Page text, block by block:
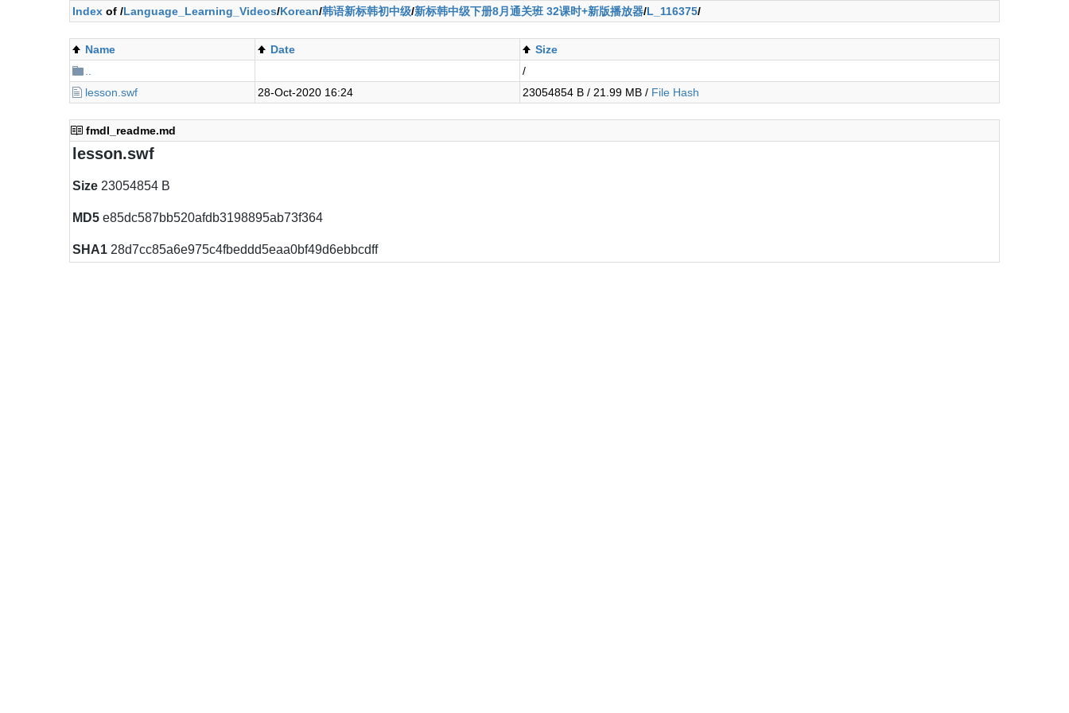
Index of /Language_Learning_Videos/Korean/韩语新标韩初中级/新标韩中级下册8月通关班 32课时+新版播放器/L_116375/
Name Date
Size
/
lesson.swf
28-Oct-2020 16:24 23054854 B / 21.99 MB / File Hash
fmdl_readme.md
lesson.swf
Size 23054854 B
MD5 e85dc587bb520afdb3198895ab73f364
SHA1 28d7cc85a6e975c4fbeddd5eaa0bf49d6ebbcdff